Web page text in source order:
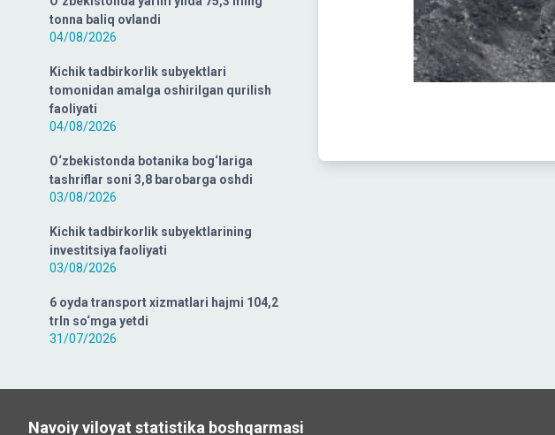
tonna baliq ovlandi
04/08/2026
Kichik tadbirkorlik subyektlari
tomonidan amalga oshirilgan qurilish
faoliyati
04/08/2026
O‘zbekistonda botanika bog‘lariga
tashriflar soni 3,8 barobarga oshdi
03/08/2026
Kichik tadbirkorlik subyektlarining
investitsiya faoliyati
03/08/2026
6 oyda transport xizmatlari hajmi 104,2
trln so‘mga yetdi
31/07/2026
Navoiy viloyat statistika boshqarmasi